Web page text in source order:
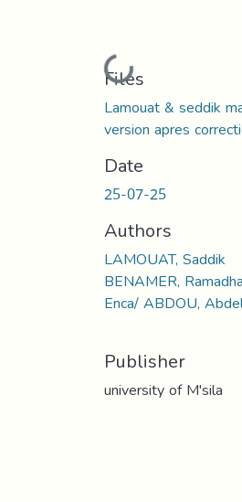
Loading...
Files
Lamouat & seddik
version apres
Date
25-07-25
Authors
LAMOUAT, Saddik
BENAMER,
Enca/ ABDOU,
Publisher
university of M'sila